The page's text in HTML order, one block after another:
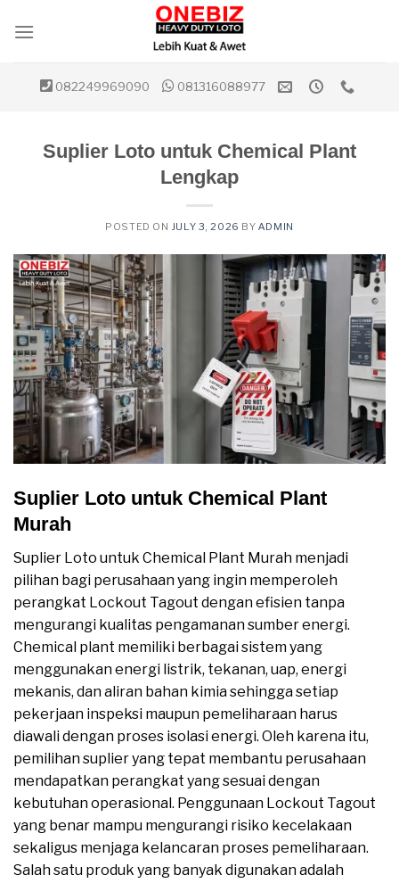
082249969090 081316088977
Suplier Loto untuk Chemical Plant
Lengkap
POSTED ON JULY 3, 2026 BY ADMIN
Suplier Loto untuk Chemical Plant
Murah
Suplier Loto untuk Chemical Plant Murah menjadi
pilihan bagi perusahaan yang ingin memperoleh
perangkat Lockout Tagout dengan efisien tanpa
mengurangi kualitas pengamanan sumber energi.
Chemical plant memiliki berbagai sistem yang
menggunakan energi listrik, tekanan, uap, energi
mekanis, dan aliran bahan kimia sehingga setiap
pekerjaan inspeksi maupun pemeliharaan harus
diawali dengan proses isolasi energi. Oleh karena itu,
pemilihan suplier yang tepat membantu perusahaan
mendapatkan perangkat yang sesuai dengan
kebutuhan operasional. Penggunaan Lockout Tagout
yang benar mampu mengurangi risiko kecelakaan
sekaligus menjaga kelancaran proses pemeliharaan.
Salah satu produk yang banyak digunakan adalah